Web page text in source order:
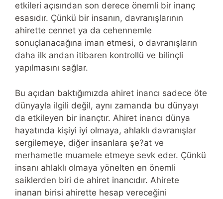
etkileri açısından son derece önemli bir inanç
esasıdır. Çünkü bir insanın, davranışlarının
ahirette cennet ya da cehennemle
sonuçlanacağına iman etmesi, o davranışların
daha ilk andan itibaren kontrollü ve bilinçli
yapılmasını sağlar.
Bu açıdan baktığımızda ahiret inancı sadece öte
dünyayla ilgili değil, aynı zamanda bu dünyayı
da etkileyen bir inançtır. Ahiret inancı dünya
hayatında kişiyi iyi olmaya, ahlaklı davranışlar
sergilemeye, diğer insanlara şe?at ve
merhametle muamele etmeye sevk eder. Çünkü
insanı ahlaklı olmaya yönelten en önemli
saiklerden biri de ahiret inancıdır. Ahirete
inanan birisi ahirette hesap vereceğini